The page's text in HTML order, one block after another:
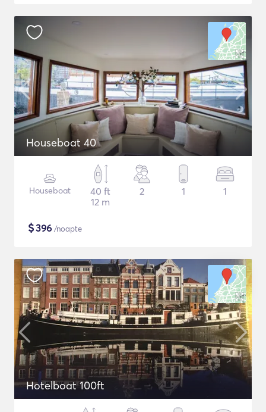
Houseboat 40
Houseboat
40 ft
12 m
2 1 1
$396 /noapte
Hotelboat 100ft